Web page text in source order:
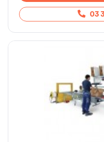
03